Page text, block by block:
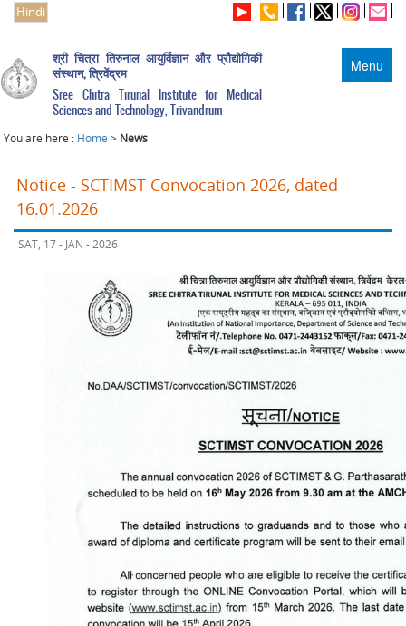
Hindi
Menu
श्री चित्रा तिरुनाल आयुर्विज्ञान और प्रौद्योगिकी
संस्थान, त्रिवेंद्रम
Sree Chitra Tirunal Institute for Medical
Sciences and Technology, Trivandrum
You are here : Home > News
Notice - SCTIMST Convocation 2026, dated
16.01.2026
SAT, 17 - JAN - 2026